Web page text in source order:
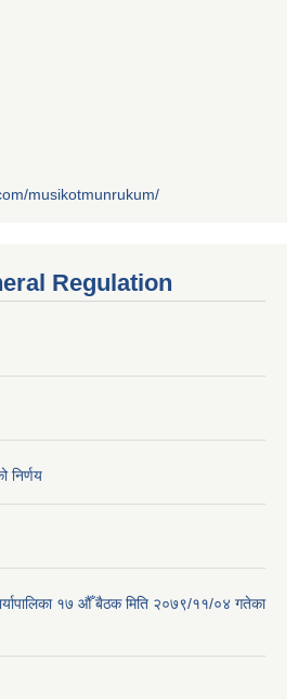
musikotmunrukum/
Regulation
निर्णय
१७ औँ बैठक मिति २०७९/११/०४ गतेका